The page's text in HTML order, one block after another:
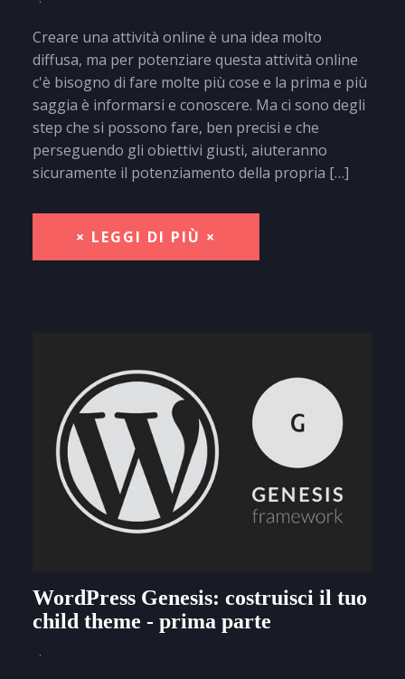
Creare una attività online è una idea molto
diffusa, ma per potenziare questa attività online
c'è bisogno di fare molte più cose e la prima e più
saggia è informarsi e conoscere. Ma ci sono degli
step che si possono fare, ben precisi e che
perseguendo gli obiettivi giusti, aiuteranno
sicuramente il potenziamento della propria […]
× LEGGI DI PIÙ ×
WordPress Genesis: costruisci il tuo
child theme - prima parte